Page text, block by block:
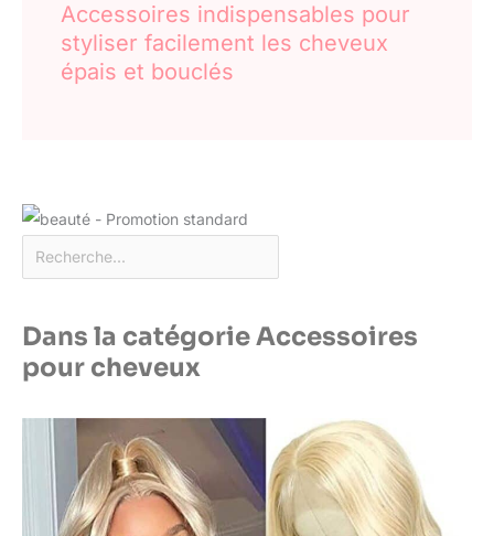
Accessoires indispensables pour
styliser facilement les cheveux
épais et bouclés
Dans la catégorie Accessoires
pour cheveux